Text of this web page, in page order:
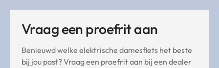
Vraag een proefrit aan
Benieuwd welke elektrische damesfiets het beste
bij jou past? Vraag een proefrit aan bij een dealer